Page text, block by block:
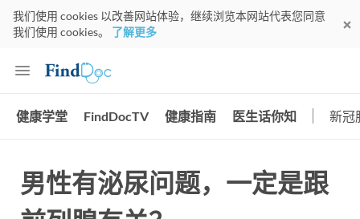
我们使用 cookies 以改善网站体验，继续浏览本网站代表您同意
我们使用 cookies。 了解更多
健康学堂 FindDocTV 健康指南 医生话你知 新冠
男性有泌尿问题，一定是跟